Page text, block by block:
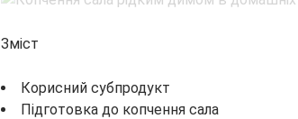
Зміст
Корисний субпродукт
Підготовка до копчення сала